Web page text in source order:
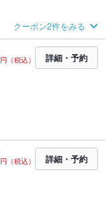
クーポン2件をみる
円（税込） 詳細・予約
円（税込） 詳細・予約